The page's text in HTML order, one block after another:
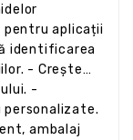
aplicații
identificarea
- Crește
-
personalizate.
ambalaj